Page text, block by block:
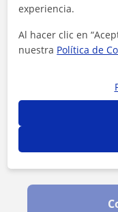
experiencia.
Al hacer clic en
nuestra Política de